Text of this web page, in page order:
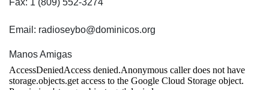
Email: radioseybo@dominicos.org
Manos Amigas